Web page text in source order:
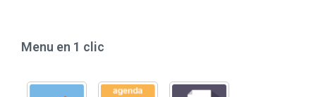
Menu en 1 clic